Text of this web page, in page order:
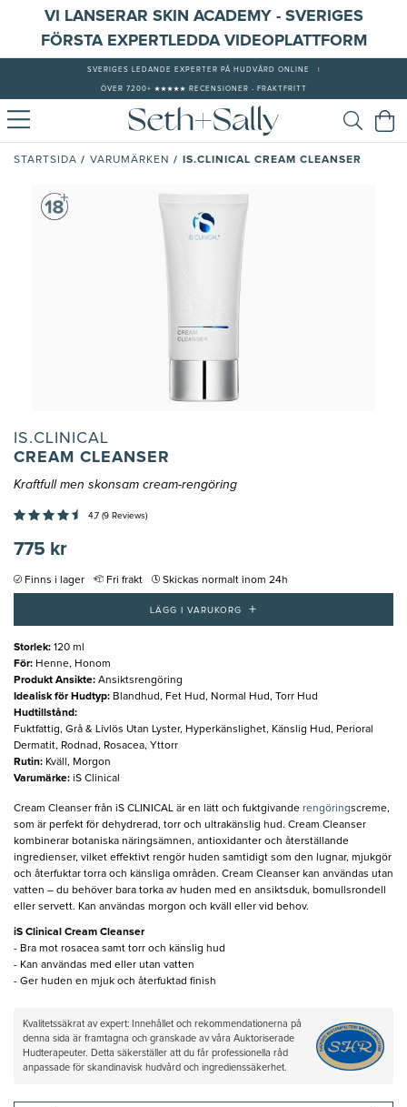
VI LANSERAR SKIN ACADEMY - SVERIGES
FÖRSTA EXPERTLEDDA VIDEOPLATTFORM
SVERIGES LEDANDE EXPERTER PÅ HUDVÅRD ONLINE
ÖVER 7200+ ★★★★★ RECENSIONER - FRAKTFRITT
STARTSIDA / VARUMÄRKEN / IS.CLINICAL CREAM CLEANSER
IS.CLINICAL
CREAM CLEANSER
Kraftfull men skonsam cream-rengöring
4,7 (9 Reviews)
775 kr
Finns i lager Fri frakt Skickas normalt inom 24h
LÄGG I VARUKORG +
Storlek: 120 ml
För: Henne, Honom
Produkt Ansikte: Ansiktsrengöring
Idealisk för Hudtyp: Blandhud, Fet Hud, Normal Hud, Torr Hud
Hudtillstånd:
Fuktfattig, Grå & Livlös Utan Lyster, Hyperkänslighet, Känslig Hud, Perioral
Dermatit, Rodnad, Rosacea, Yttorr
Rutin: Kväll, Morgon
Varumärke: iS Clinical
Cream Cleanser från iS CLINICAL är en lätt och fuktgivande rengöringscreme,
som är perfekt för dehydrerad, torr och ultrakänslig hud. Cream Cleanser
kombinerar botaniska näringsämnen, antioxidanter och återställande
ingredienser, vilket effektivt rengör huden samtidigt som den lugnar, mjukgör
och återfuktar torra och känsliga områden. Cream Cleanser kan användas utan
vatten – du behöver bara torka av huden med en ansiktsduk, bomullsrondell
eller servett. Kan användas morgon och kväll eller vid behov.
iS Clinical Cream Cleanser
- Bra mot rosacea samt torr och känslig hud
- Kan användas med eller utan vatten
- Ger huden en mjuk och återfuktad finish
Kvalitetssäkrat av expert: Innehållet och rekommendationerna på
denna sida är framtagna och granskade av våra Auktoriserade
Hudterapeuter. Detta säkerställer att du får professionella råd
anpassade för skandinavisk hudvård och ingredienssäkerhet.